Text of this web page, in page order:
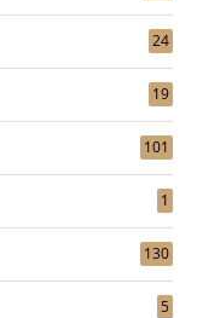
24
19
101
1
130
5